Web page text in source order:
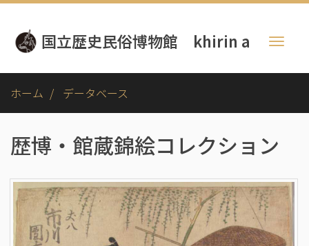
ン
ツ
国立歴史民俗博物館 khirin a
ホーム データベース
歴博・館蔵錦絵コレクション